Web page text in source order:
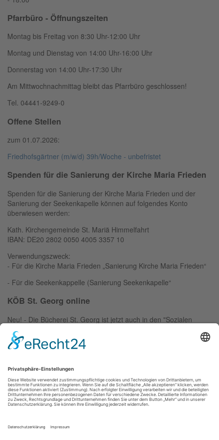
Pfarrbüro - Öffnungszeiten
Montag bis Freitag von 8:30 Uhr-12:00 Uhr
Montag und Dienstag von 14:00 Uhr-16:00 Uhr
Donnerstag von 14:00 Uhr-17:30 Uhr
Am Mittwochnachmittag bleibt das Pfarrbüro geschlossen!
Tel. 04441-9249-0
Offene Stellen
zum 01.07.2026:
Friedhofsgärtner (m/w/d) 39h/Woche - unbefristet
Spenden für die Sanierung der Kirche Maria Frieden
Spenden für die Sanierung der Kirche Maria Frieden und der
Sanierung der Seekenkapelle können auf folgendes Konto
überwiesen werden:
Kath. Kirchengemeinde St. Mariä Himmelfahrt
IBAN: DE20 2802 0050 4005 3357 10
Verwendungszweck:
- Für die Kirche Maria Frieden „Sanierung Kirche Maria Frieden“
- Für die Seekenkappelle (Sanierung Seekenkapelle“
KÖB St. Georg online
Neu! - Die Bücherei St. Georg ist jetzt auch in den "Sozialen
Medien". Einfach das Logo anklicken: